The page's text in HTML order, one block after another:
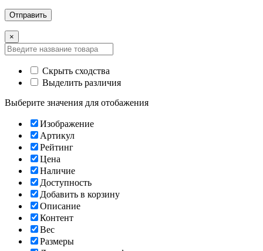
×
Скрыть сходства
Выделить различия
Выберите значения для отобажения
Изображение
Артикул
Рейтинг
Цена
Наличие
Доступность
Добавить в корзину
Описание
Контент
Вес
Размеры